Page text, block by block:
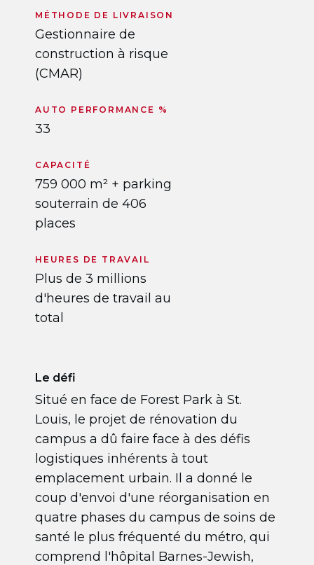
MÉTHODE DE LIVRAISON
Gestionnaire de
construction à risque
(CMAR)
AUTO PERFORMANCE %
33
CAPACITÉ
759 000 m² + parking
souterrain de 406
places
HEURES DE TRAVAIL
Plus de 3 millions
d'heures de travail au
total
Le défi
Situé en face de Forest Park à St.
Louis, le projet de rénovation du
campus a dû faire face à des défis
logistiques inhérents à tout
emplacement urbain. Il a donné le
coup d'envoi d'une réorganisation en
quatre phases du campus de soins de
santé le plus fréquenté du métro, qui
comprend l'hôpital Barnes-Jewish,